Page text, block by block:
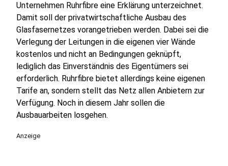
Unternehmen Ruhrfibre eine Erklärung unterzeichnet.
Damit soll der privatwirtschaftliche Ausbau des
Glasfasernetzes vorangetrieben werden. Dabei sei die
Verlegung der Leitungen in die eigenen vier Wände
kostenlos und nicht an Bedingungen geknüpft,
lediglich das Einverständnis des Eigentümers sei
erforderlich. Ruhrfibre bietet allerdings keine eigenen
Tarife an, sondern stellt das Netz allen Anbietern zur
Verfügung. Noch in diesem Jahr sollen die
Ausbauarbeiten losgehen.
Anzeige